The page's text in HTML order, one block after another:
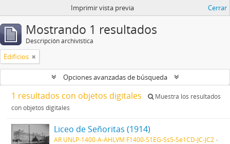
Imprimir vista previa Cerrar
Mostrando 1 resultados
Descripción archivística
Edificios
Opciones avanzadas de búsqueda
1 resultados con objetos digitales
Muestra los resultados
con objetos digitales
Liceo de Señoritas (1914)
AR UNLP-1400-A-AHLVM F1400-S1EG-Ss5-Se1CD-JC-JC2